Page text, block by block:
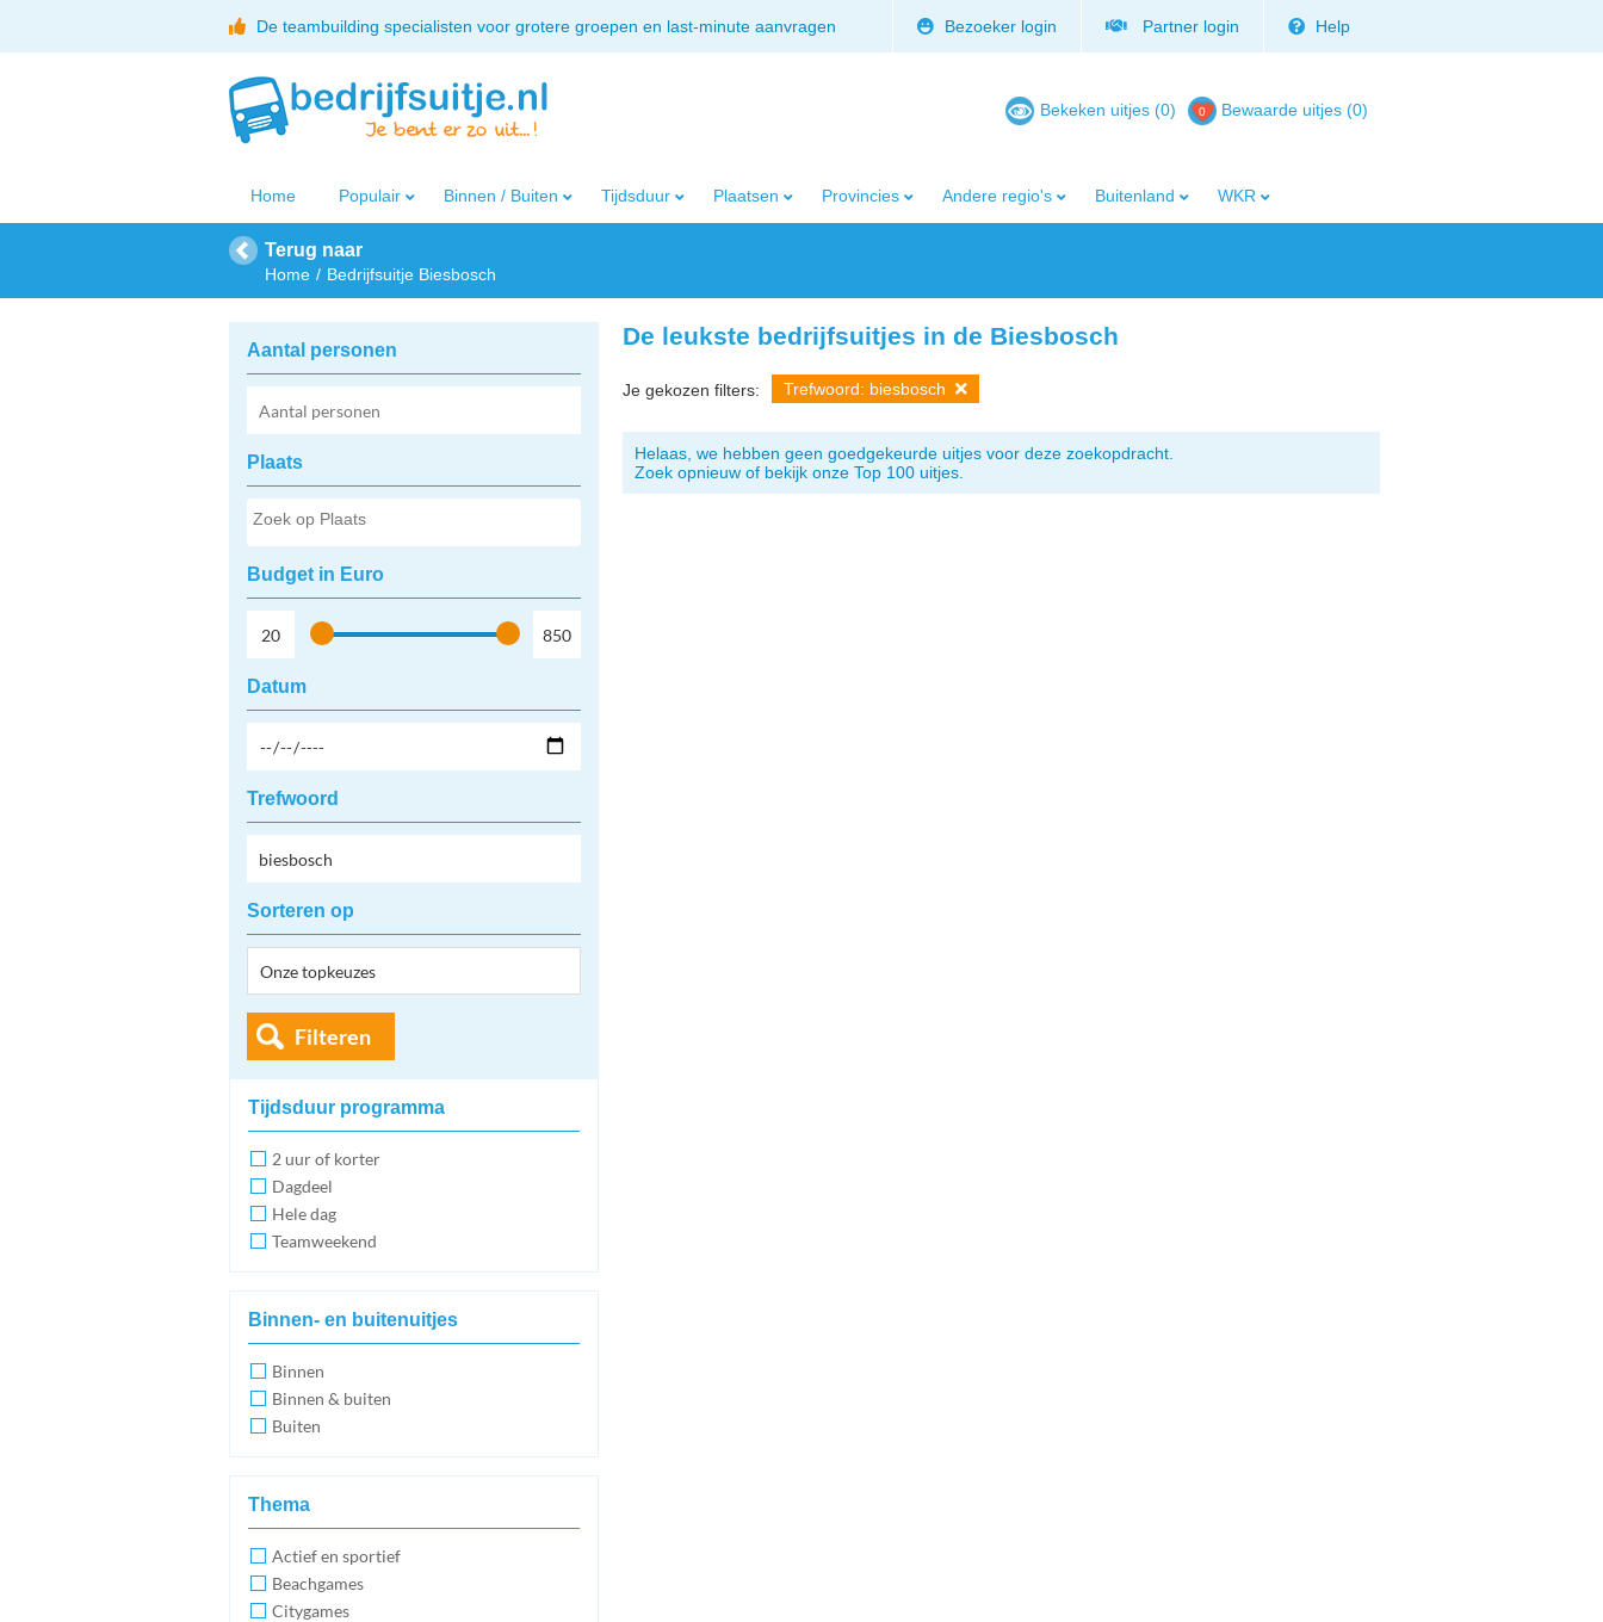
De teambuilding specialisten voor grotere groepen en last-minute aanvragen Bezoeker login Partner login Help
Bekeken uitjes (0) Bewaarde uitjes (0)
Home Populair Binnen / Buiten Tijdsduur Plaatsen Provincies Andere regio's Buitenland WKR
Terug naar
Home Bedrijfsuitje Biesbosch
Aantal personen
Plaats
Budget in Euro
Datum
Trefwoord
Sorteren op
Filteren
Tijdsduur programma
2 uur of korter
Dagdeel
Hele dag
Teamweekend
Binnen- en buitenuitjes
Binnen
Binnen & buiten
Buiten
Thema
Actief en sportief
Beachgames
Citygames
De leukste bedrijfsuitjes in de Biesbosch
Je gekozen filters: Trefwoord: biesbosch
Helaas, we hebben geen goedgekeurde uitjes voor deze zoekopdracht.
Zoek opnieuw of bekijk onze Top 100 uitjes.